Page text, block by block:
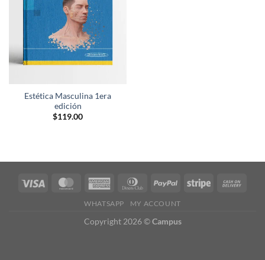
Estética Masculina 1era
edición
$119.00
WHATSAPP MY ACCOUNT
Copyright 2026 ©Campus